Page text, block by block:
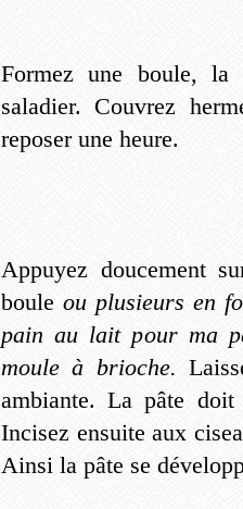
Formez une boule, la
saladier. Couvrez
reposer une heure.
Appuyez doucement
boule ou plusieurs en
pain au lait pour ma
moule à brioche.
ambiante. La pâte
Incisez ensuite aux
Ainsi la pâte se